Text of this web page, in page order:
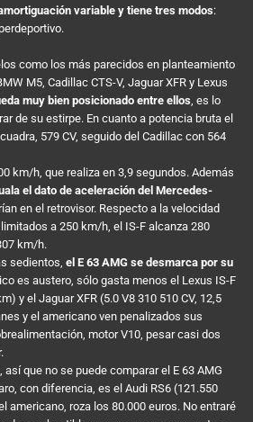
variable y tiene tres modos:
como los más parecidos en planteamiento
M5, Cadillac CTS-V, Jaguar XFR y Lexus
muy bien posicionado entre ellos , es lo
de su estirpe. En cuanto a potencia bruta el
579 CV, seguido del Cadillac con 564
km/h, que realiza en 3,9 segundos. Además
el dato de aceleración del Mercedes-
en el retrovisor. Respecto a la velocidad
a 250 km/h, el IS-F alcanza 280
km/h.
sedientos, el E 63 AMG se desmarca por su
es austero, sólo gasta menos el Lexus IS-F
y el Jaguar XFR (5.0 V8 310 510 CV, 12,5
y el americano ven penalizados sus
motor V10, pesar casi dos
, así que no se puede comparar el E 63 AMG
con diferencia, es el Audi RS6 (121.550
americano, roza los 80.000 euros. No entraré